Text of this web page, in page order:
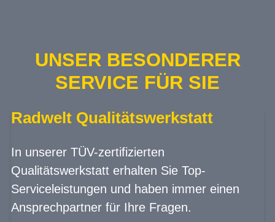
UNSER BESONDERER
SERVICE FÜR SIE
Radwelt Qualitätswerkstatt
In unserer TÜV-zertifizierten
Qualitätswerkstatt erhalten Sie Top-
Serviceleistungen und haben immer einen
Ansprechpartner für Ihre Fragen.